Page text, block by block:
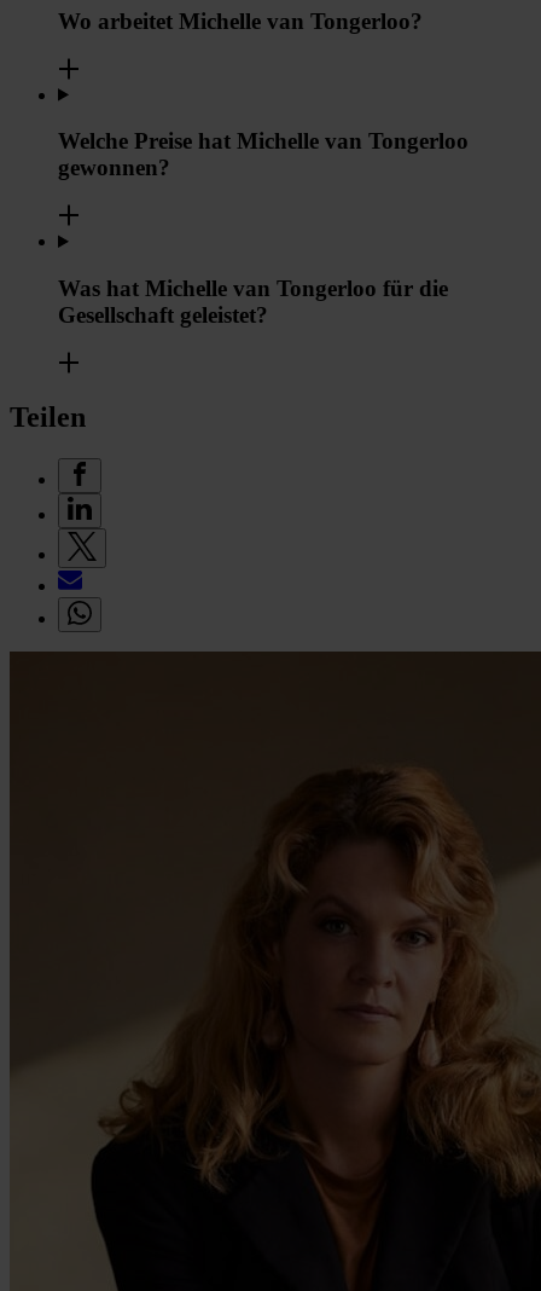
Wo arbeitet Michelle van Tongerloo?
Welche Preise hat Michelle van Tongerloo
gewonnen?
Was hat Michelle van Tongerloo für die
Gesellschaft geleistet?
Teilen